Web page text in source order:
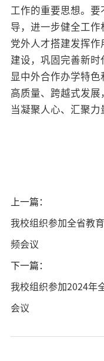
工作的重要思想。
导，进一步健全工
党外人才搭建发挥
建设，巩固完善新
显中外合作办学特
高质量、跨越式发
当凝聚人心、汇聚力
上一篇：
我校组织参加全省教
频会议
下一篇：
我校组织参加2024年
会议